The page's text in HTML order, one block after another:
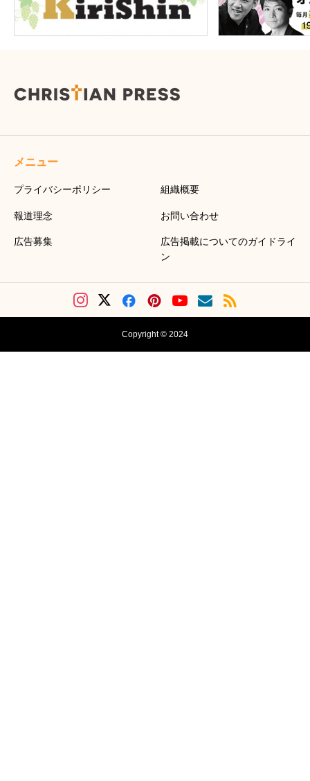
メニュー
プライバシーポリシー 組織概要
報道理念 お問い合わせ
広告募集
広告掲載についてのガイドライ
ン
Copyright © 2024